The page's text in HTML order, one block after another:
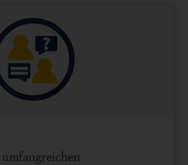
umfangreichen